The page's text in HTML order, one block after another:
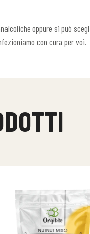
oppure si può
con cura per voi.